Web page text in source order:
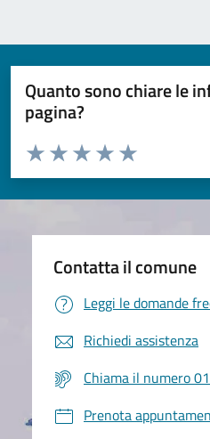
Quanto sono chiare le
pagina?
Valuta da 1 a 5 stelle la pagina
Valuta 5 stelle
Valuta 4 stelle su 5
Valuta 3 stelle su 5
Valuta 2 stelle su 5
Valuta 1 stelle su 5
Contatta il comune
Leggi le domande
Richiedi assistenza
Chiama il numero
Prenota